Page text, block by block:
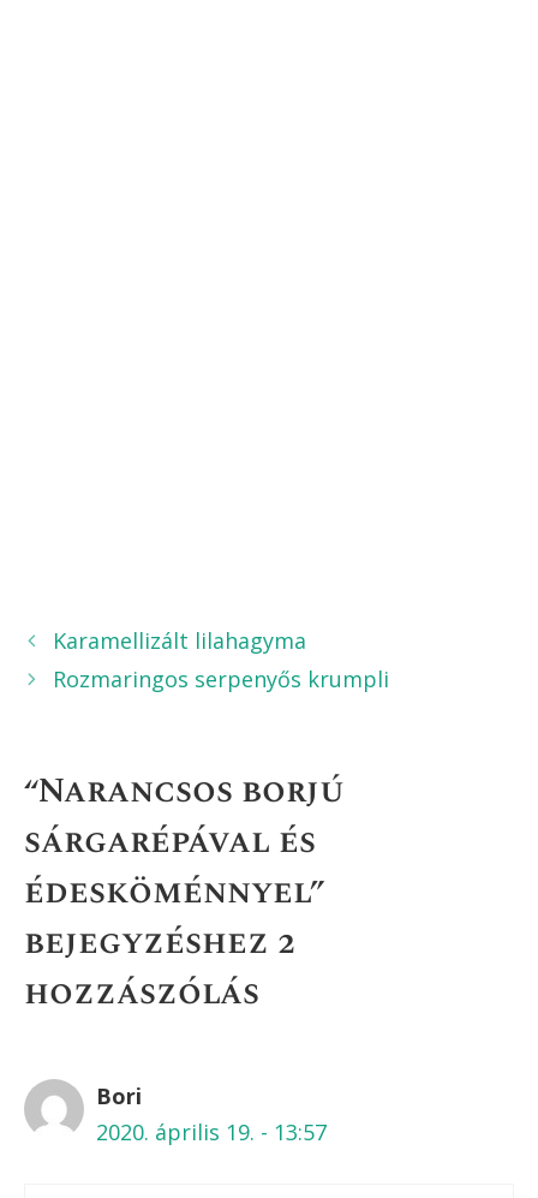
Karamellizált lilahagyma
Rozmaringos serpenyős krumpli
“Narancsos borjú
sárgarépával és
édesköménnyel”
bejegyzéshez 2
hozzászólás
Bori
2020. április 19. - 13:57